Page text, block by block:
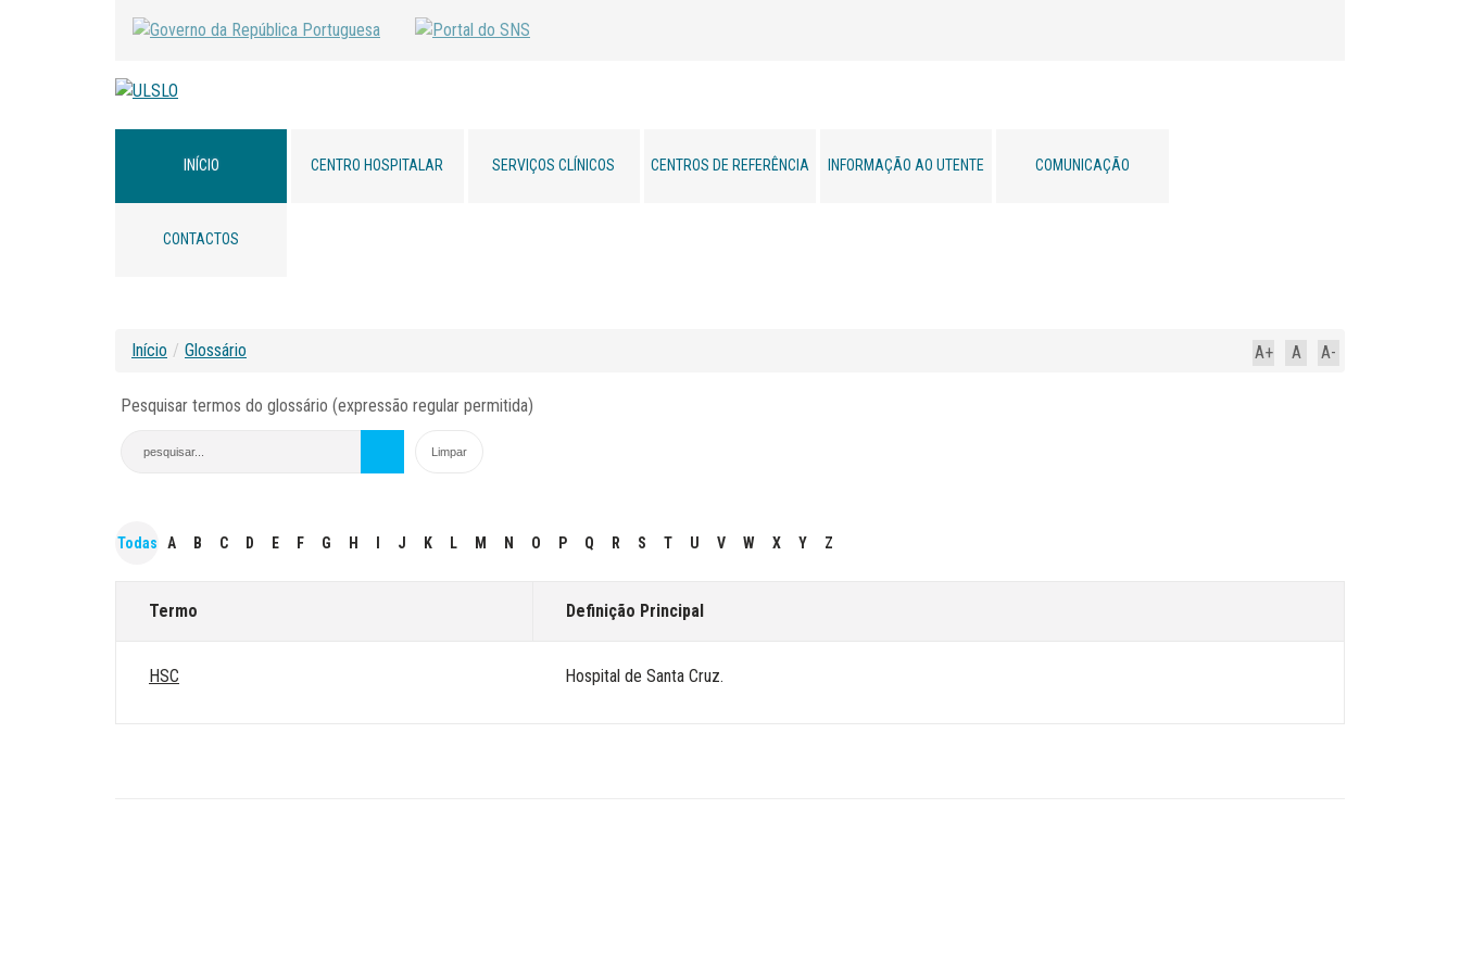
INÍCIO CENTRO HOSPITALAR SERVIÇOS CLÍNICOS CENTROS DE REFERÊNCIA INFORMAÇÃO AO UTENTE COMUNICAÇÃO
CONTACTOS
A-
A
A+
Início / Glossário
Pesquisar termos do glossário (expressão regular permitida)
Todas A B C D E F G H J K L M N O P Q R S T U V W X Y Z
Termo Definição Principal
HSC Hospital de Santa Cruz.